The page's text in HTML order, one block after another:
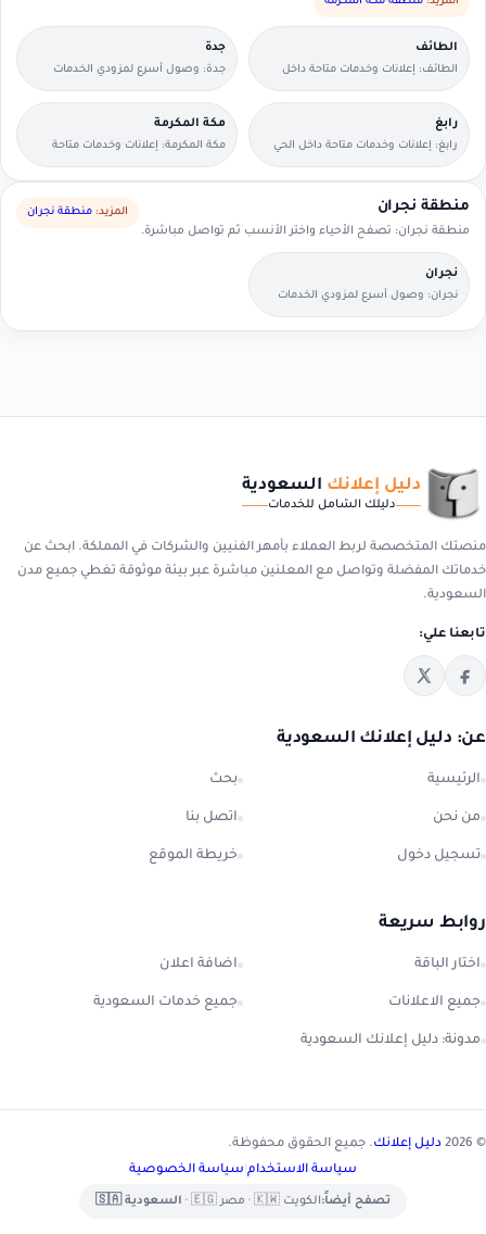
الطائف
الطائف: إعلانات وخدمات متاحة داخل
الحي مع وسائل تواصل مباشرة.
جدة
جدة: وصول أسرع لمزودي الخدمات
القريبين منك.
رابغ
رابغ: إعلانات وخدمات متاحة داخل الحي
مع وسائل تواصل مباشرة.
مكة المكرمة
مكة المكرمة: إعلانات وخدمات متاحة
داخل الحي مع وسائل تواصل مباشرة.
منطقة نجران
منطقة نجران: تصفح الأحياء واختر الأنسب ثم تواصل مباشرة.
المزيد: منطقة نجران
نجران
نجران: وصول أسرع لمزودي الخدمات
القريبين منك.
دليل إعلانك السعودية
دليلك الشامل للخدمات
منصتك المتخصصة لربط العملاء بأمهر الفنيين والشركات في المملكة. ابحث عن
خدماتك المفضلة وتواصل مع المعلنين مباشرة عبر بيئة موثوقة تغطي جميع مدن
السعودية.
تابعنا علي:
عن: دليل إعلانك السعودية
الرئيسية بحث
من نحن اتصل بنا
تسجيل دخول خريطة الموقع
روابط سريعة
اختار الباقة اضافة اعلان
جميع الاعلانات جميع خدمات السعودية
مدونة: دليل إعلانك السعودية
© 2026 دليل إعلانك. جميع الحقوق محفوظة.
سياسة الاستخدام سياسة الخصوصية
تصفح أيضاً:الكويت 🇰🇼 • مصر 🇪🇬 • السعودية 🇸🇦